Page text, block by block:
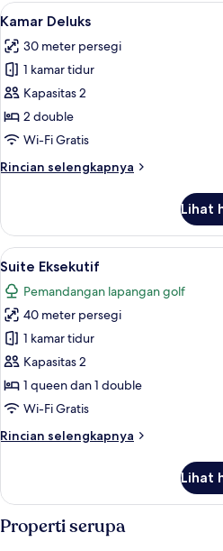
Lihat
semua
foto
untuk
Kamar
Deluks
9
Kamar Deluks
30 meter persegi
1 kamar tidur
Kapasitas 2
2 double
Wi-Fi Gratis
Rincian selengkapnya
Rincian
Kamar
Deluks
Lihat
Lihat
semua
foto
untuk
Suite
Eksekutif
18
Suite Eksekutif
Pemandangan lapangan golf
40 meter persegi
1 kamar tidur
Kapasitas 2
1 queen dan 1 double
Wi-Fi Gratis
Rincian selengkapnya
Rincian
Suite
Eksekutif
Lihat
Properti serupa